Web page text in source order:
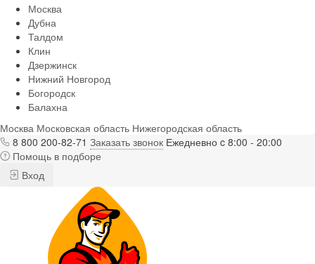
Москва
Дубна
Талдом
Клин
Дзержинск
Нижний Новгород
Богородск
Балахна
Москва Московская область Нижегородская область
8 800 200-82-71 Заказать звонок Ежедневно c 8:00 - 20:00
Помощь в подборе
Вход